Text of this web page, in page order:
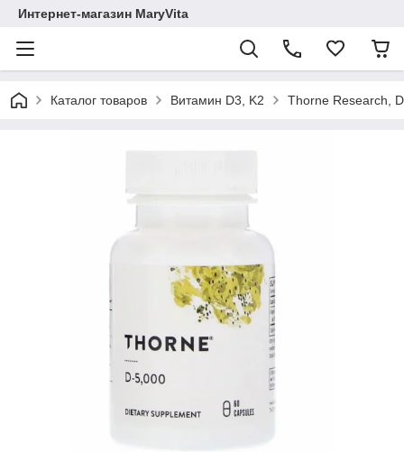
Интернет-магазин MaryVita
Каталог товаров Витамин D3, K2 Thorne Research,